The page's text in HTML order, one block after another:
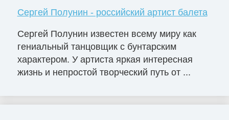
Сергей Полунин - российский артист балета
Сергей Полунин известен всему миру как
гениальный танцовщик с бунтарским
характером. У артиста яркая интересная
жизнь и непростой творческий путь от ...